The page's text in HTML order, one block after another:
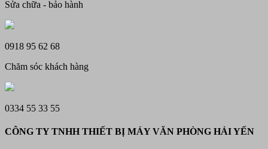
Sửa chữa - bảo hành
0918 95 62 68
Chăm sóc khách hàng
0334 55 33 55
CÔNG TY TNHH THIẾT BỊ MÁY VĂN PHÒNG HẢI YẾN